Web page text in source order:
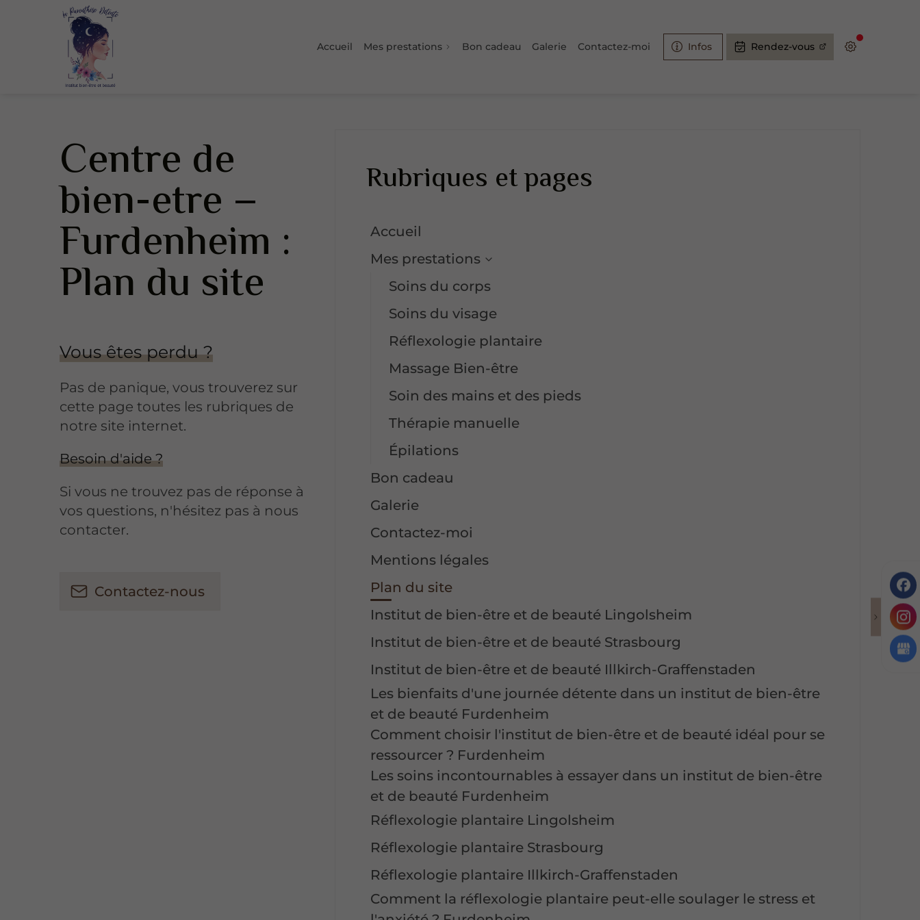
Accueil Mes prestations Bon cadeau Galerie Contactez-moi Infos Rendez-vous
Centre de
bien-etre –
Furdenheim :
Plan du site
Vous êtes perdu ?
Pas de panique, vous trouverez sur
cette page toutes les rubriques de
notre site internet.​​
Besoin d'aide ?
Si vous ne trouvez pas de réponse à
vos questions, n'hésitez pas à nous
contacter.
Contactez-nous
Rubriques et pages
Accueil
Mes prestations
Soins du corps
Soins du visage
Réflexologie plantaire
Massage Bien-être
Soin des mains et des pieds
Thérapie manuelle
Épilations
Bon cadeau
Galerie
Contactez-moi
Mentions légales
Plan du site
Institut de bien-être et de beauté Lingolsheim
Institut de bien-être et de beauté Strasbourg
Institut de bien-être et de beauté Illkirch-Graffenstaden
Les bienfaits d'une journée détente dans un institut de bien-être
et de beauté Furdenheim
Comment choisir l'institut de bien-être et de beauté idéal pour se
ressourcer ? Furdenheim
Les soins incontournables à essayer dans un institut de bien-être
et de beauté Furdenheim
Réflexologie plantaire Lingolsheim
Réflexologie plantaire Strasbourg
Réflexologie plantaire Illkirch-Graffenstaden
Comment la réflexologie plantaire peut-elle soulager le stress et